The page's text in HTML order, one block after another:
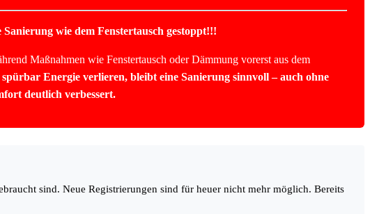
wie dem Fenstertausch gestoppt!!!
Maßnahmen wie Fenstertausch oder Dämmung vorerst aus dem
Energie verlieren, bleibt eine Sanierung sinnvoll – auch ohne
deutlich verbessert.
sind. Neue Registrierungen sind für heuer nicht mehr möglich. Bereits